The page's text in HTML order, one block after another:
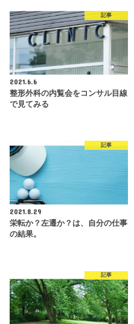
記事
2021.6.6
整形外科の内覧会をコンサル目線
で見てみる
記事
2021.8.29
栄転か？左遷か？は、自分の仕事
の結果。
記事